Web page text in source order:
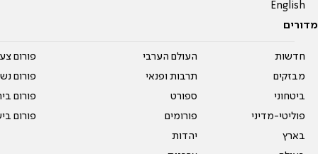
English
מדורים
חדשות
מבזקים
ביטחוני
פוליטי-מדיני
בארץ
העולם הערבי
תרבות ופנאי
ספורט
פורומים
יהדות
פורום
פורום
פורום
פורום